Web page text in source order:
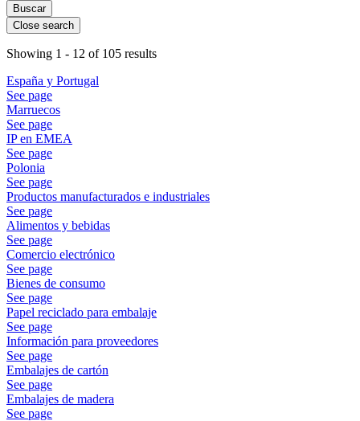
Close search
Showing 1 - 12 of 105 results
España y Portugal
See page
Marruecos
See page
IP en EMEA
See page
Polonia
See page
Productos manufacturados e industriales
See page
Alimentos y bebidas
See page
Comercio electrónico
See page
Bienes de consumo
See page
Papel reciclado para embalaje
See page
Información para proveedores
See page
Embalajes de cartón
See page
Embalajes de madera
See page